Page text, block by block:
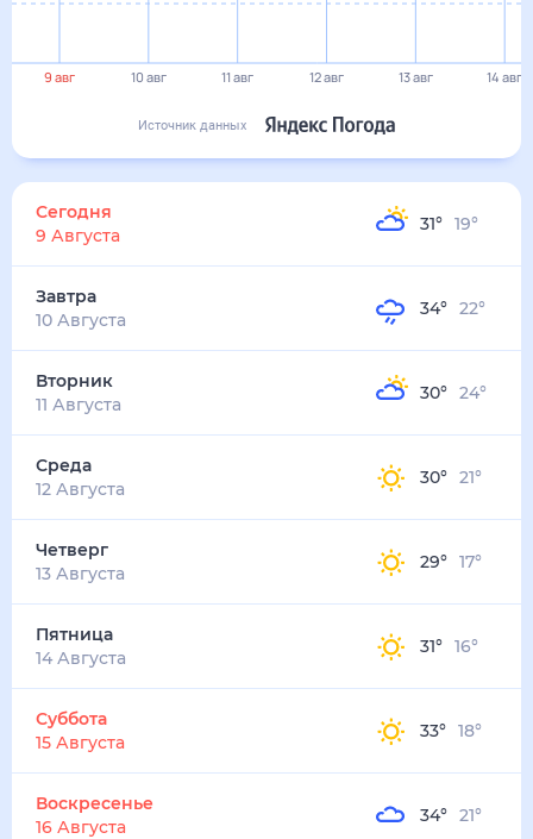
9 авг 10 авг 11 авг 12 авг 13 авг 14 авг
Источник данных
Сегодня
9 Августа
31° 19°
Завтра
10 Августа
34° 22°
Вторник
11 Августа
30° 24°
Среда
12 Августа
30° 21°
Четверг
13 Августа
29° 17°
Пятница
14 Августа
31° 16°
Суббота
15 Августа
33° 18°
Воскресенье
16 Августа
34° 21°